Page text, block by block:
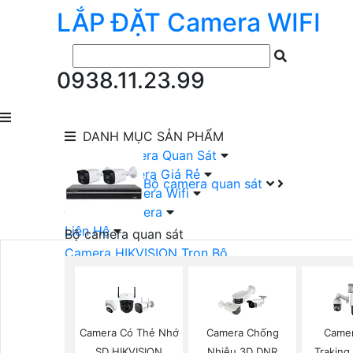
LẮP ĐẶT Camera WIFI
0938.11.23.99
DANH MỤC SẢN PHẨM
Bộ camera quan sát
Bộ camera quan sát
Camera HIKVISION Trọn Bộ
Camera DAHUA Trọn Bộ
Camera giá Rẻ Trọn Bộ
Bộ Camera Nên Dùng
Bộ Camera Có Màu Ban Đêm
lắp Đặt Camera Quan Sát
Lắp Bộ Camera Giá Rẻ
Lắp Đặt Camera Wifi
Đầu Ghi Camera
Liên Hệ
Camera Có Thẻ Nhớ
Camera Chống